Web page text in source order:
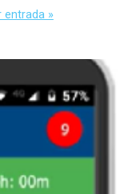
entrada »